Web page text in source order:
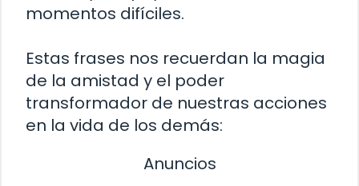
momentos difíciles.
Estas frases nos recuerdan la magia
de la amistad y el poder
transformador de nuestras acciones
en la vida de los demás:
Anuncios